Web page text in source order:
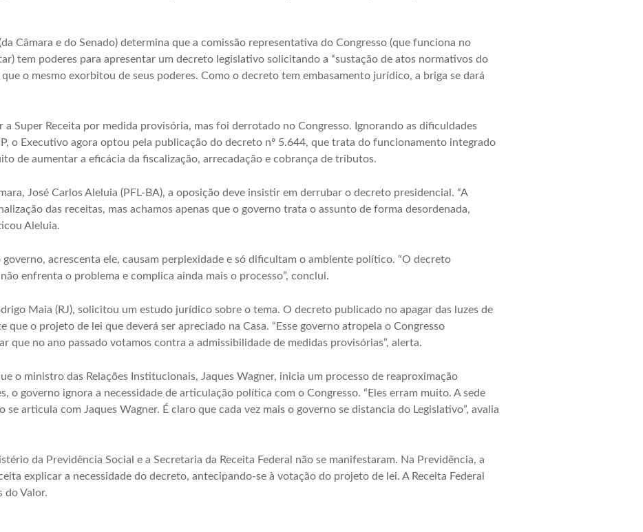
Câmara e do Senado) determina que a comissão representativa do Congresso (que funciona no
tem poderes para apresentar um decreto legislativo solicitando a “sustação de atos normativos do
o mesmo exorbitou de seus poderes. Como o decreto tem embasamento jurídico, a briga se dará
Super Receita por medida provisória, mas foi derrotado no Congresso. Ignorando as dificuldades
o Executivo agora optou pela publicação do decreto nº 5.644, que trata do funcionamento integrado
de aumentar a eficácia da fiscalização, arrecadação e cobrança de tributos.
José Carlos Aleluia (PFL-BA), a oposição deve insistir em derrubar o decreto presidencial. “A
das receitas, mas achamos apenas que o governo trata o assunto de forma desordenada,
Aleluia.
acrescenta ele, causam perplexidade e só dificultam o ambiente político. “O decreto
enfrenta o problema e complica ainda mais o processo”, conclui.
Maia (RJ), solicitou um estudo jurídico sobre o tema. O decreto publicado no apagar das luzes de
que o projeto de lei que deverá ser apreciado na Casa. “Esse governo atropela o Congresso
que no ano passado votamos contra a admissibilidade de medidas provisórias”, alerta.
o ministro das Relações Institucionais, Jaques Wagner, inicia um processo de reaproximação
o governo ignora a necessidade de articulação política com o Congresso. “Eles erram muito. A sede
articula com Jaques Wagner. É claro que cada vez mais o governo se distancia do Legislativo”, avalia
da Previdência Social e a Secretaria da Receita Federal não se manifestaram. Na Previdência, a
explicar a necessidade do decreto, antecipando-se à votação do projeto de lei. A Receita Federal
do Valor.